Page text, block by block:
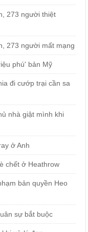
273 người thiệt
273 người mất mạng
phú' bản Mỹ
đi cướp trại cần sa
nhà giật mình khi
ở Anh
chết ở Heathrow
bản quyền Heo
sự bắt buộc